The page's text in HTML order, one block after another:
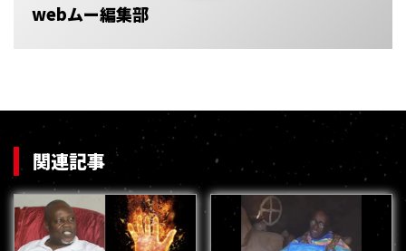
webムー編集部
関連記事